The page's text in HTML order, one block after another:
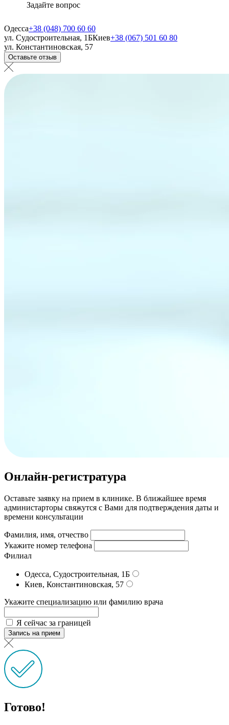
Задайте вопрос
Одесса+38 (048) 700 60 60
ул. Судостроительная, 1БКиев+38 (067) 501 60 80
ул. Константиновская, 57
Оставьте отзыв
Онлайн-регистратура
Оставьте заявку на прием в клинике. В ближайшее время
администарторы свяжутся с Вами для подтверждения даты и
времени консультации
Фамилия, имя, отчество
Укажите номер телефона
Филиал
Одесса, Судостроительная, 1Б
Киев, Константиновская, 57
Укажите специализацию или фамилию врача
Я сейчас за границей
Запись на прием
Готово!